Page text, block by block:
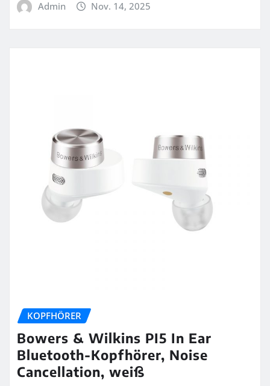
Admin Nov. 14, 2025
KOPFHÖRER
Bowers & Wilkins PI5 In Ear
Bluetooth-Kopfhörer, Noise
Cancellation, weiß